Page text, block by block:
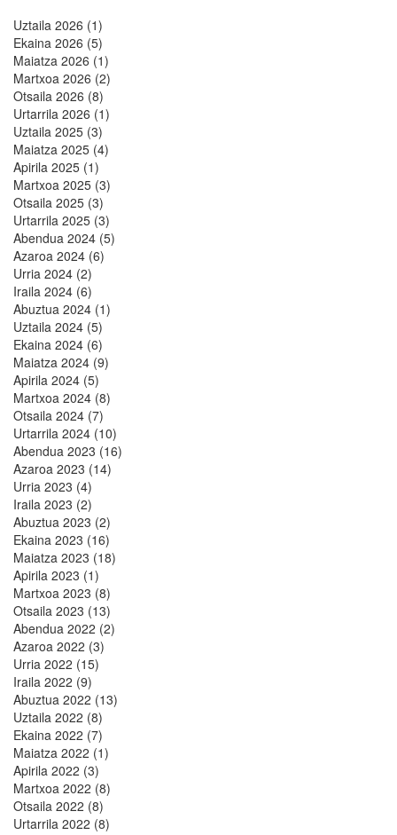
Uztaila 2026 (1)
Ekaina 2026 (5)
Maiatza 2026 (1)
Martxoa 2026 (2)
Otsaila 2026 (8)
Urtarrila 2026 (1)
Uztaila 2025 (3)
Maiatza 2025 (4)
Apirila 2025 (1)
Martxoa 2025 (3)
Otsaila 2025 (3)
Urtarrila 2025 (3)
Abendua 2024 (5)
Azaroa 2024 (6)
Urria 2024 (2)
Iraila 2024 (6)
Abuztua 2024 (1)
Uztaila 2024 (5)
Ekaina 2024 (6)
Maiatza 2024 (9)
Apirila 2024 (5)
Martxoa 2024 (8)
Otsaila 2024 (7)
Urtarrila 2024 (10)
Abendua 2023 (16)
Azaroa 2023 (14)
Urria 2023 (4)
Iraila 2023 (2)
Abuztua 2023 (2)
Ekaina 2023 (16)
Maiatza 2023 (18)
Apirila 2023 (1)
Martxoa 2023 (8)
Otsaila 2023 (13)
Abendua 2022 (2)
Azaroa 2022 (3)
Urria 2022 (15)
Iraila 2022 (9)
Abuztua 2022 (13)
Uztaila 2022 (8)
Ekaina 2022 (7)
Maiatza 2022 (1)
Apirila 2022 (3)
Martxoa 2022 (8)
Otsaila 2022 (8)
Urtarrila 2022 (8)